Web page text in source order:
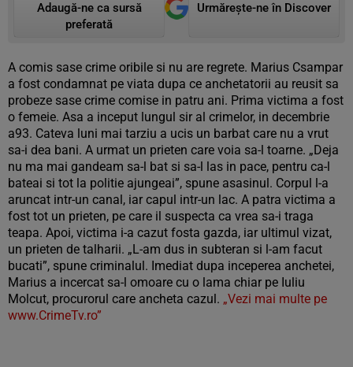
Adaugă-ne ca sursă
preferată
Urmărește-ne în Discover
A comis sase crime oribile si nu are regrete. Marius Csampar
a fost condamnat pe viata dupa ce anchetatorii au reusit sa
probeze sase crime comise in patru ani. Prima victima a fost
o femeie. Asa a inceput lungul sir al crimelor, in decembrie
a93. Cateva luni mai tarziu a ucis un barbat care nu a vrut
sa-i dea bani. A urmat un prieten care voia sa-l toarne. „Deja
nu ma mai gandeam sa-l bat si sa-l las in pace, pentru ca-l
bateai si tot la politie ajungeai”, spune asasinul. Corpul l-a
aruncat intr-un canal, iar capul intr-un lac. A patra victima a
fost tot un prieten, pe care il suspecta ca vrea sa-i traga
teapa. Apoi, victima i-a cazut fosta gazda, iar ultimul vizat,
un prieten de talharii. „L-am dus in subteran si l-am facut
bucati”, spune criminalul. Imediat dupa inceperea anchetei,
Marius a incercat sa-l omoare cu o lama chiar pe Iuliu
Molcut, procurorul care ancheta cazul. „Vezi mai multe pe
www.CrimeTv.ro”